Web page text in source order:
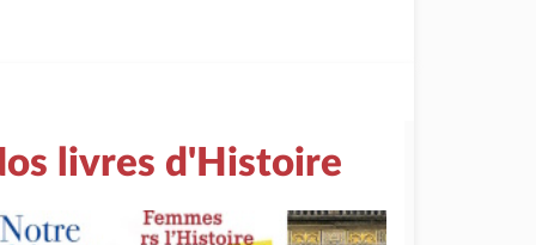
livres d'Histoire